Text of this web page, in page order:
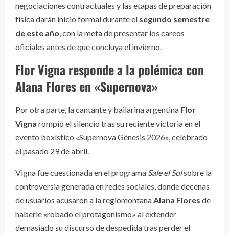
negociaciones contractuales y las etapas de preparación
física darán inicio formal durante el segundo semestre
de este año, con la meta de presentar los careos
oficiales antes de que concluya el invierno.
Flor Vigna responde a la polémica con
Alana Flores en «Supernova»
Por otra parte, la cantante y bailarina argentina Flor
Vigna rompió el silencio tras su reciente victoria en el
evento boxístico «Supernova Génesis 2026», celebrado
el pasado 29 de abril.
Vigna fue cuestionada en el programa Sale el Solsobre la
controversia generada en redes sociales, donde decenas
de usuarios acusaron a la regiomontanaAlana Flores de
haberle «robado el protagonismo» al extender
demasiado su discurso de despedida tras perder el